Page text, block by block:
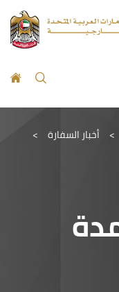
> أخبار السفارة >